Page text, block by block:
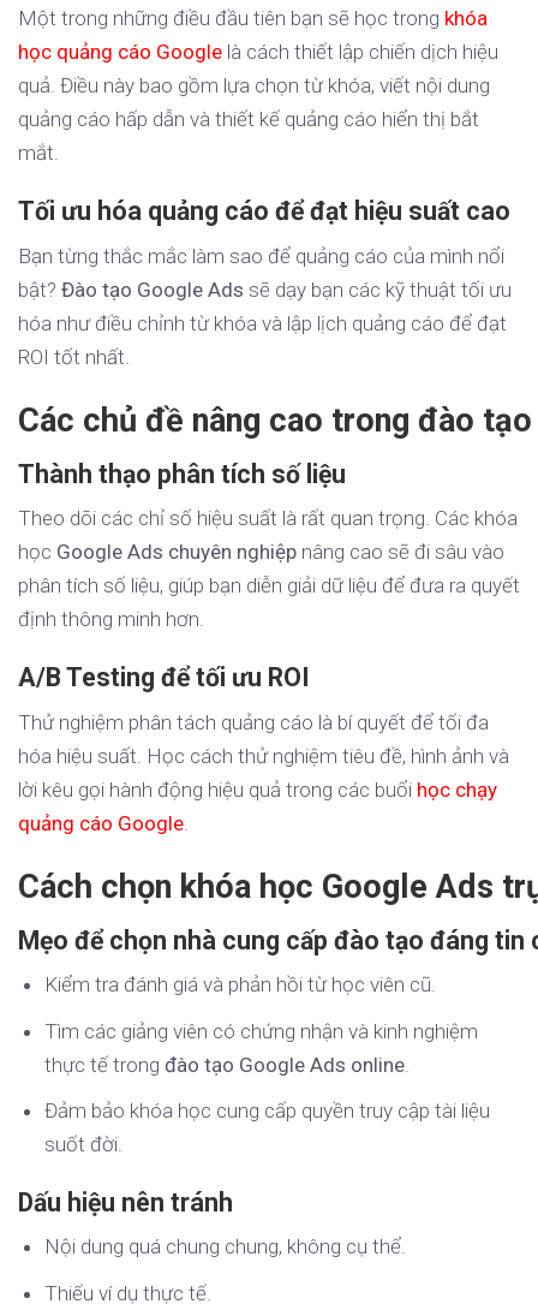
Một trong những điều đầu tiên bạn sẽ học trong khóa
học quảng cáo Google là cách thiết lập chiến dịch hiệu
quả. Điều này bao gồm lựa chọn từ khóa, viết nội dung
quảng cáo hấp dẫn và thiết kế quảng cáo hiển thị bắt
mắt.
Tối ưu hóa quảng cáo để đạt hiệu suất cao
Bạn từng thắc mắc làm sao để quảng cáo của mình nổi
bật? Đào tạo Google Ads sẽ dạy bạn các kỹ thuật tối ưu
hóa như điều chỉnh từ khóa và lập lịch quảng cáo để đạt
ROI tốt nhất.
Các chủ đề nâng cao trong đào
Thành thạo phân tích số liệu
Theo dõi các chỉ số hiệu suất là rất quan trọng. Các khóa
học Google Ads chuyên nghiệp nâng cao sẽ đi sâu vào
phân tích số liệu, giúp bạn diễn giải dữ liệu để đưa ra quyết
định thông minh hơn.
A/B Testing để tối ưu ROI
Thử nghiệm phân tách quảng cáo là bí quyết để tối đa
hóa hiệu suất. Học cách thử nghiệm tiêu đề, hình ảnh và
lời kêu gọi hành động hiệu quả trong các buổi học chạy
quảng cáo Google.
Cách chọn khóa học Google Ads
Mẹo để chọn nhà cung cấp đào tạo đáng tin
Kiểm tra đánh giá và phản hồi từ học viên cũ.
Tìm các giảng viên có chứng nhận và kinh nghiệm
thực tế trongđào tạo Google Ads online
Đảm bảo khóa học cung cấp quyền truy cập tài liệu
suốt đời.
Dấu hiệu nên tránh
Nội dung quá chung chung, không cụ thể.
Thiếu ví dụ thực tế.